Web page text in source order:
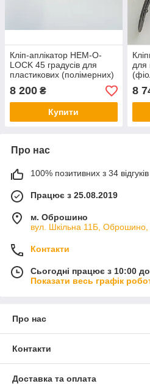
Кліп-аплікатор HEM-O-
LOCK 45 градусів для
пластикових (полімерних)
кліпс (XL) великого
розміру, Ф10Х330 мм
8 200 ₴
Купити
для
8
Про нас
100% позитивних з 34 відгуків
Працює з 25.08.2019
м. Оброшино
вул. Шкільна 11Б, Оброшино,
Контакти
Сьогодні працює з 10:00
Показати весь графік
Про нас
Контакти
Доставка та оплата